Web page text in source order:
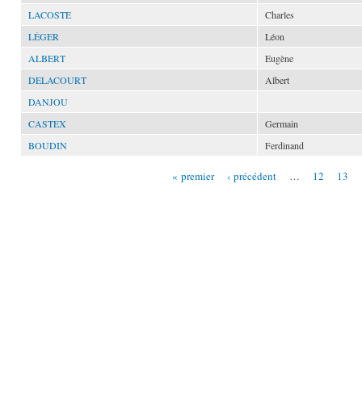
LACOSTE
Charles
LÉGER
Léon
ALBERT
Eugène
DELACOURT
Albert
DANJOU
CASTEX
Germain
BOUDIN
Ferdinand
« premier ‹ précédent … 12 13